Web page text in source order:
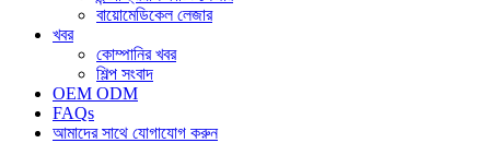
বায়োমেডিকেল লেজার
খবর
কোম্পানির খবর
শিল্প সংবাদ
OEM ODM
FAQs
আমাদের সাথে যোগাযোগ করুন